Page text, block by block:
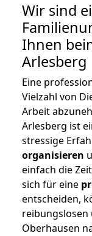
Wir sind
Ihnen
Arlesberg
Eine
Vielzahl von
Arbeit
Arlesberg ist
stressige
organisieren
einfach die
sich für eine
entscheiden,
reibungslosen
Oberhausen